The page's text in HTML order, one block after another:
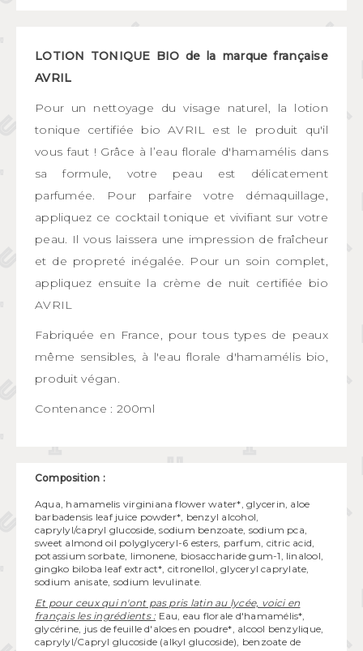
LOTION TONIQUE BIO de la marque française
AVRIL
Pour un nettoyage du visage naturel, la lotion
tonique certifiée bio AVRIL est le produit qu'il
vous faut ! Grâce à l’eau florale d'hamamélis dans
sa formule, votre peau est délicatement
parfumée. Pour parfaire votre démaquillage,
appliquez ce cocktail tonique et vivifiant sur votre
peau. Il vous laissera une impression de fraîcheur
et de propreté inégalée. Pour un soin complet,
appliquez ensuite la crème de nuit certifiée bio
AVRIL
Fabriquée en France, pour tous types de peaux
même sensibles, à l'eau florale d'hamamélis bio,
produit végan.
Contenance : 200ml
Composition :
Aqua, hamamelis virginiana flower water*, glycerin, aloe
barbadensis leaf juice powder*, benzyl alcohol,
caprylyl/capryl glucoside, sodium benzoate, sodium pca,
sweet almond oil polyglyceryl-6 esters, parfum, citric acid,
potassium sorbate, limonene, biosaccharide gum-1, linalool,
gingko biloba leaf extract*, citronellol, glyceryl caprylate,
sodium anisate, sodium levulinate.
Et pour ceux qui n'ont pas pris latin au lycée, voici en
français les ingrédients : Eau, eau florale d'hamamélis*,
glycérine, jus de feuille d'aloes en poudre*, alcool benzylique,
caprylyl/Capryl glucoside (alkyl glucoside), benzoate de